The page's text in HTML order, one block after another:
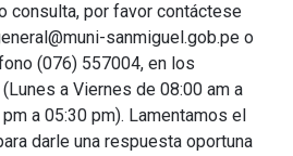
consulta, por favor contáctese
sanmiguel.gob.pe o
(076) 557004, en los
a Viernes de 08:00 am a
a 05:30 pm). Lamentamos el
darle una respuesta oportuna